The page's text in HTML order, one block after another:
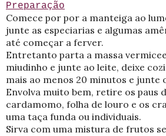
Preparação
Comece por por a manteiga ao
junte as especiarias e algumas
até começar a ferver.
Entretanto parta a massa
miudinho e junte ao leite, deixe
mais ao menos 20 minutos e junte
Envolva muito bem, retire os paus
cardamomo, folha de louro e os
uma taça funda ou individuais.
Sirva com uma mistura de frutos